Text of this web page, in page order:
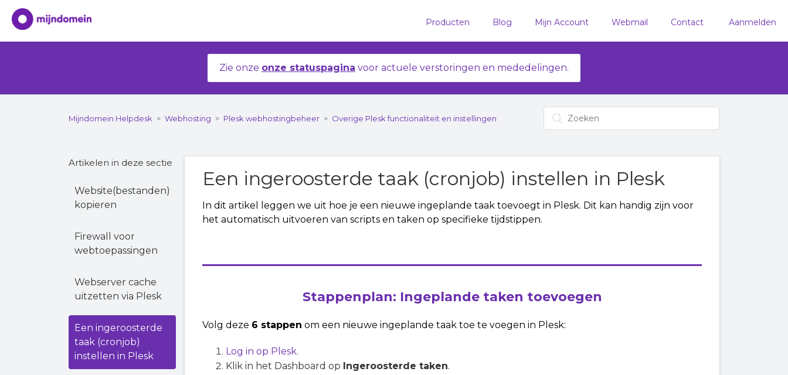
Producten Blog Mijn Account Webmail Contact Aanmelden
Zie onze onze statuspagina voor actuele verstoringen en mededelingen.
Mijndomein Helpdesk Webhosting Plesk webhostingbeheer Overige Plesk functionaliteit en instellingen
Artikelen in deze sectie
Website(bestanden)
kopieren
Firewall voor
webtoepassingen
Webserver cache
uitzetten via Plesk
Een ingeroosterde
taak (cronjob)
instellen in Plesk
Een ingeroosterde taak (cronjob) instellen in Plesk
In dit artikel leggen we uit hoe je een nieuwe ingeplande taak toevoegt in Plesk. Dit kan handig zijn voor
het automatisch uitvoeren van scripts en taken op specifieke tijdstippen.
Stappenplan: Ingeplande taken toevoegen
Volg deze 6 stappen om een nieuwe ingeplande taak toe te voegen in Plesk:
Log in op Plesk.
Klik in het Dashboard op Ingeroosterde taken.